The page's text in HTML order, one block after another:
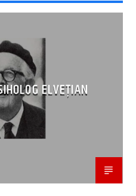
ELVEȚIAN